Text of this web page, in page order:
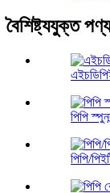
বৈশিষ্ট্যযুক্ত পণ্য
পিপি
পিপি/